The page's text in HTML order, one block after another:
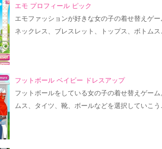
エモ プロフィール ピック
エモファッションが好きな女の子の着せ替えゲ
ネックレス、ブレスレット、トップス、ボトム
フットボール ベイビー ドレスアップ
フットボールをしている女の子の着せ替えゲー
ムス、タイツ、靴、ボールなどを選択していこ